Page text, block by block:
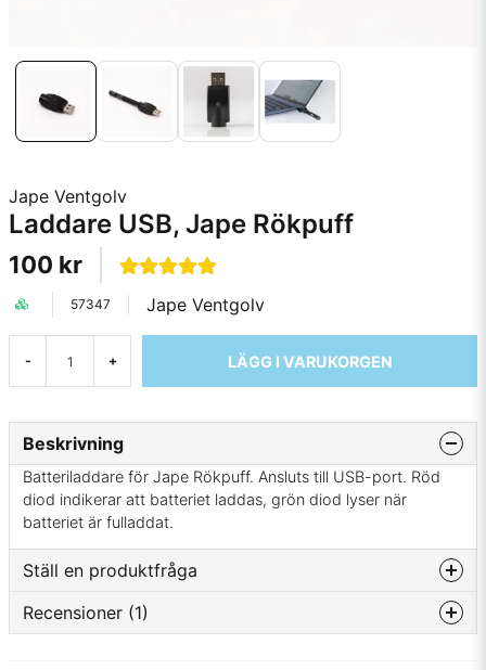
Jape Ventgolv
Laddare USB, Jape Rökpuff
100 kr
57347 Jape Ventgolv
- + LÄGG I VARUKORGEN
Beskrivning
Batteriladdare för Jape Rökpuff. Ansluts till USB-port. Röd
diod indikerar att batteriet laddas, grön diod lyser när
batteriet är fulladdat.
Ställ en produktfråga
question
Fråga oss något om denna produkten...
Recensioner (1)